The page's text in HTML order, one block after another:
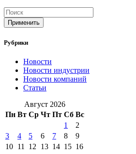
Применить
Рубрики
Новости
Новости индустрии
Новости компаний
Статьи
Август 2026
Пн Вт Ср Чт Пт Сб Вс
1
2
3
4 5 6 7 8
9
10 11 12 13 14 15 16